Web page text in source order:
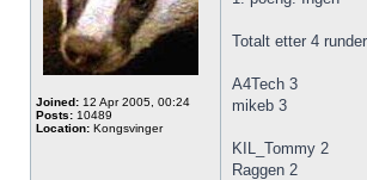
Joined: 12 Apr 2005, 00:24
Posts: 10489
Location: Kongsvinger
Totalt etter 4
A4Tech 3
mikeb 3
KIL_Tommy 2
Raggen 2